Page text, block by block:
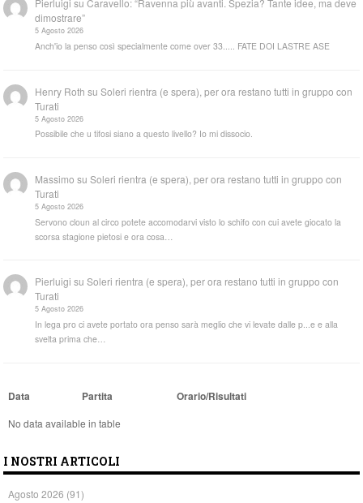
Pierluigi suCaravello: “Ravenna più avanti. Spezia? Tante idee, ma deve
dimostrare”
5 Agosto 2026
Anch'io la penso così specialmente come over 33..... FATE DOI LASTRE ASE
Henry Roth suSoleri rientra (e spera), per ora restano tutti in gruppo con
Turati
5 Agosto 2026
Possibile che u tifosi siano a questo livello? Io mi dissocio.
Massimo suSoleri rientra (e spera), per ora restano tutti in gruppo con
Turati
5 Agosto 2026
Servono cloun al circo potete accomodarvi visto lo schifo con cui avete giocato la
scorsa stagione pietosi e ora cosa…
Pierluigi suSoleri rientra (e spera), per ora restano tutti in gruppo con
Turati
5 Agosto 2026
In lega pro ci avete portato ora penso sarà meglio che vi levate dalle p...e e alla
svelta prima che…
Data Partita Orario/Risultati
No data available in table
I NOSTRI ARTICOLI
Agosto 2026 (91)